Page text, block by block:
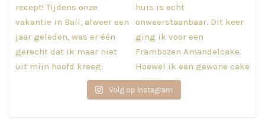
Volg op Instagram